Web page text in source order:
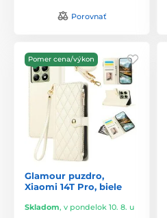
Porovnať
Pomer cena/výkon
Glamour puzdro,
Xiaomi 14T Pro, biele
Skladom, v pondelok 10. 8. u